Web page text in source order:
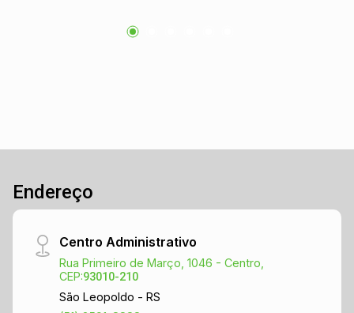
e excelente localização.
Endereço
Centro Administrativo
Rua Primeiro de Março, 1046 - Centro,
CEP:93010-210
São Leopoldo - RS